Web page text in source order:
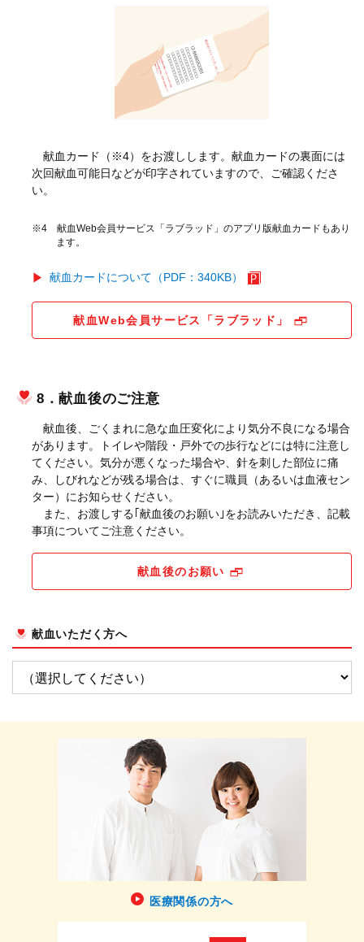
献血カード（※4）をお渡しします。献血カードの裏面には
次回献血可能日などが印字されていますので、ご確認くださ
い。
※4 献血Web会員サービス「ラブラッド」のアプリ版献血カードもあり
ます。
献血カードについて（PDF：340KB）
献血Web会員サービス「ラブラッド」
8．献血後のご注意
献血後、ごくまれに急な血圧変化により気分不良になる場合
があります。トイレや階段・戸外での歩行などには特に注意し
てください。気分が悪くなった場合や、針を刺した部位に痛
み、しびれなどが残る場合は、すぐに職員（あるいは血液セン
ター）にお知らせください。
また、お渡しする｢献血後のお願い｣をお読みいただき、記載
事項についてご注意ください。
献血後のお願い
献血いただく方へ
医療関係の方へ